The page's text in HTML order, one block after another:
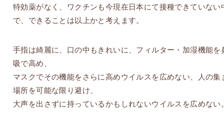
特効薬がなく、ワクチンも今現在日本にて接種できていない
で、できることは以上かと考えます。
手指は綺麗に、口の中もきれいに、フィルター・加湿機能を
吸で高め、
マスクでその機能をさらに高めウイルスを広めない、人の集
場所を可能な限り避け、
大声を出さずに持っているかもしれないウイルスを広めない